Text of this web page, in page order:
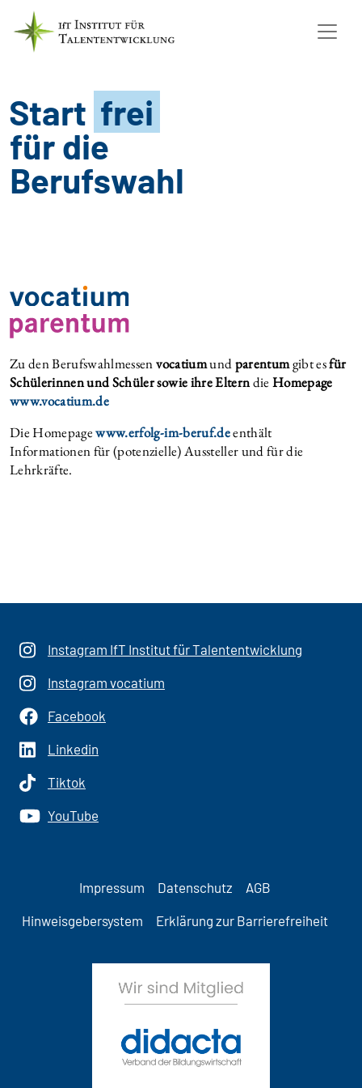
Start frei
für die
Berufswahl
Zu den Berufswahlmessenvocatiumundparentumgibt esfür
Schülerinnen und Schüler sowie ihre Elterndie Homepage
www.vocatium.de
Die Homepagewww.erfolg-im-beruf.deenthält
Informationen für (potenzielle) Aussteller und für die
Lehrkräfte.
Impressum Datenschutz AGB
Hinweisgebersystem Erklärung zur Barrierefreiheit
Instagram IfT Institut für Talententwicklung
Instagram vocatium
Facebook
Linkedin
Tiktok
YouTube